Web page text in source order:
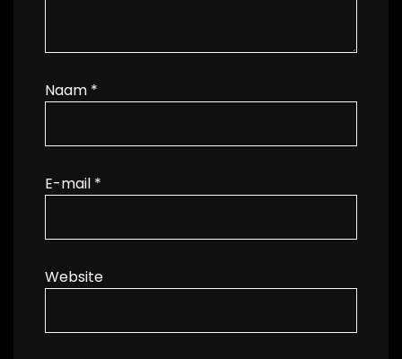
Naam *
E-mail *
Website